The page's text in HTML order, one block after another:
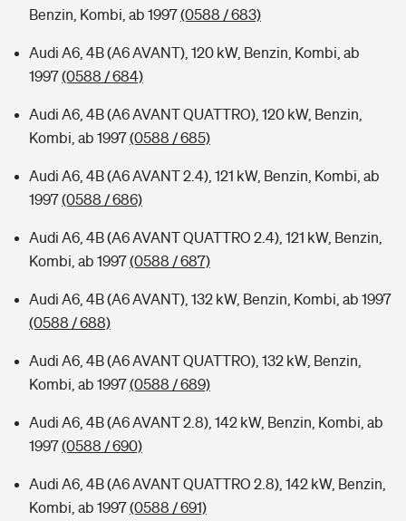
Benzin, Kombi, ab 1997(0588 / 683)
Audi A6, 4B (A6 AVANT), 120 kW, Benzin, Kombi, ab
1997(0588 / 684)
Audi A6, 4B (A6 AVANT QUATTRO), 120 kW, Benzin,
Kombi, ab 1997(0588 / 685)
Audi A6, 4B (A6 AVANT 2.4), 121 kW, Benzin, Kombi, ab
1997(0588 / 686)
Audi A6, 4B (A6 AVANT QUATTRO 2.4), 121 kW, Benzin,
Kombi, ab 1997(0588 / 687)
Audi A6, 4B (A6 AVANT), 132 kW, Benzin, Kombi, ab 1997
(0588 / 688)
Audi A6, 4B (A6 AVANT QUATTRO), 132 kW, Benzin,
Kombi, ab 1997(0588 / 689)
Audi A6, 4B (A6 AVANT 2.8), 142 kW, Benzin, Kombi, ab
1997(0588 / 690)
Audi A6, 4B (A6 AVANT QUATTRO 2.8), 142 kW, Benzin,
Kombi, ab 1997(0588 / 691)